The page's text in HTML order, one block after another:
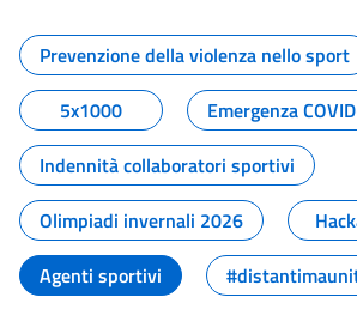
Tutti i contenuti
Prevenzione della violenza nello sport
5x1000
Emergenza
Indennità collaboratori sportivi
Olimpiadi invernali 2026
Agenti sportivi